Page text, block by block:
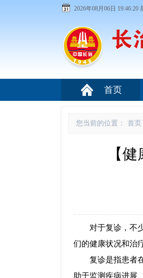
2026年08月06日 19:46:20
首页
您当前的位置： 首页
【
对于复诊，不
们的健康状况和治
复诊是指患者
助于监测疾病进展